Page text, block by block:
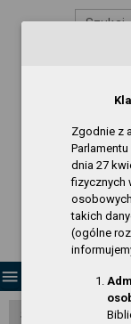
Szukaj
Biuletyn
Biblioteka
menu
Strona Główna
Zgodnie z
dnia 27
fizycznych
takich
(ogólne